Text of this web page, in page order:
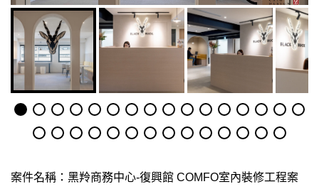
案件名稱：黑羚商務中心-復興館 COMFO室內裝修工程案